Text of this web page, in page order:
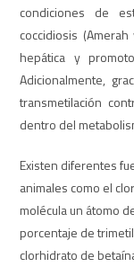
condiciones de
coccidiosis
hepática y
Adicionalmente,
transmetilación
dentro del
Existen diferentes
animales como el
molécula un átomo
porcentaje de
clorhidrato de